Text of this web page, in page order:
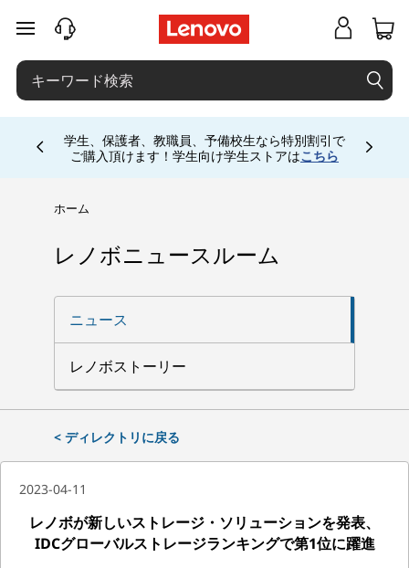
メインコンテンツにスキップする
学生、保護者、教職員、予備校生なら特別割引で
ご購入頂けます！学生向け学生ストアはこちら
Currently displaying item 4 of
ホーム
レノボニュースルーム
ニュース
レノボストーリー
< ディレクトリに戻る
2023-04-11
レノボが新しいストレージ・ソリューションを発表、
IDCグローバルストレージランキングで第1位に躍進